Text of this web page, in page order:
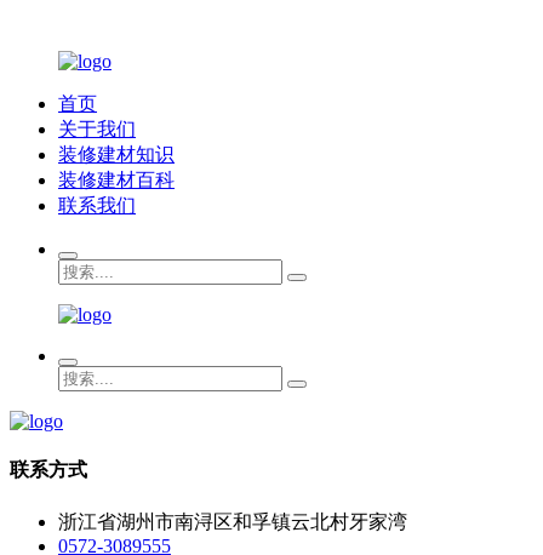
首页
关于我们
装修建材知识
装修建材百科
联系我们
联系方式
浙江省湖州市南浔区和孚镇云北村牙家湾
0572-3089555